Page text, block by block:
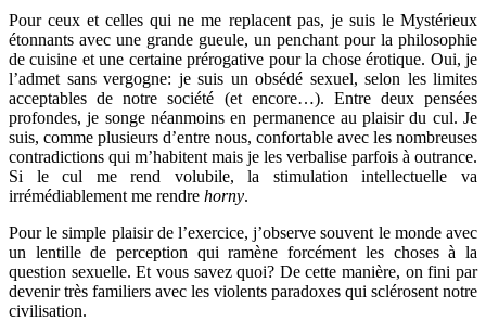
Pour ceux et celles qui ne me replacent pas, je suis le Mystérieux
étonnants avec une grande gueule, un penchant pour la philosophie
de cuisine et une certaine prérogative pour la chose érotique. Oui, je
l’admet sans vergogne: je suis un obsédé sexuel, selon les limites
acceptables de notre société (et encore…). Entre deux pensées
profondes, je songe néanmoins en permanence au plaisir du cul. Je
suis, comme plusieurs d’entre nous, confortable avec les nombreuses
contradictions qui m’habitent mais je les verbalise parfois à outrance.
Si le cul me rend volubile, la stimulation intellectuelle va
irrémédiablement me rendre horny.
Pour le simple plaisir de l’exercice, j’observe souvent le monde avec
un lentille de perception qui ramène forcément les choses à la
question sexuelle. Et vous savez quoi? De cette manière, on fini par
devenir très familiers avec les violents paradoxes qui sclérosent notre
civilisation.